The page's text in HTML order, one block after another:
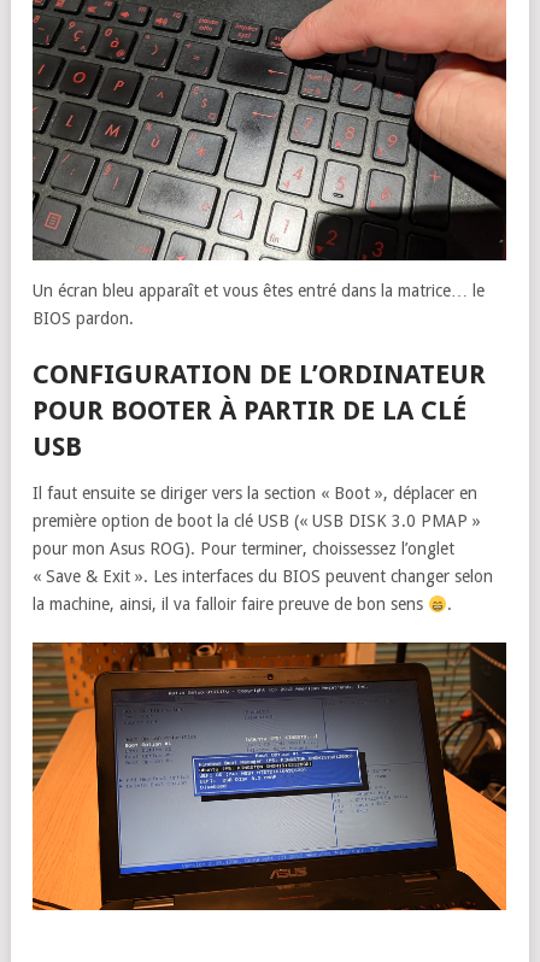
Un écran bleu apparaît et vous êtes entré dans la matrice… le
BIOS pardon.
CONFIGURATION DE L’ORDINATEUR
POUR BOOTER À PARTIR DE LA CLÉ
USB
Il faut ensuite se diriger vers la section « Boot », déplacer en
première option de boot la clé USB (« USB DISK 3.0 PMAP »
pour mon Asus ROG). Pour terminer, choissessez l’onglet
« Save & Exit ». Les interfaces du BIOS peuvent changer selon
la machine, ainsi, il va falloir faire preuve de bon sens
.